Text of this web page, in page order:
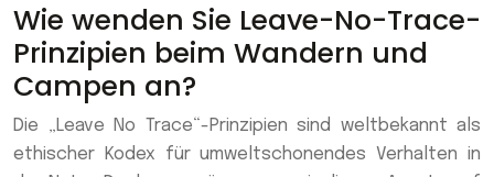
Wie wenden Sie Leave-No-Trace-
Prinzipien beim Wandern und
Campen an?
Die „Leave No Trace“-Prinzipien sind weltbekannt als
ethischer Kodex für umweltschonendes Verhalten in